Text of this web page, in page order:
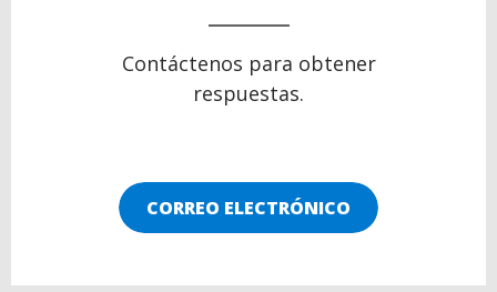
Contáctenos para obtener
respuestas.
CORREO ELECTRÓNICO